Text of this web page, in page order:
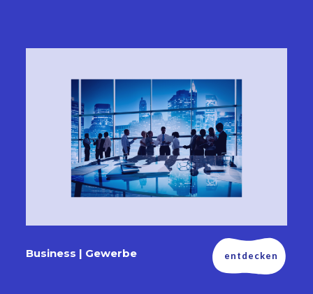
Business | Gewerbe entdecken